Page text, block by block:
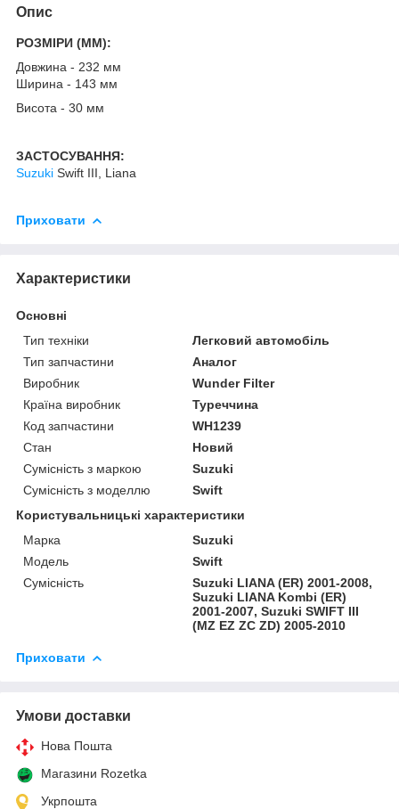
Опис
РОЗМІРИ (MM):
Довжина - 232 мм
Ширина - 143 мм
Висота - 30 мм
ЗАСТОСУВАННЯ:
Suzuki Swift III, Liana
Приховати
Характеристики
Основні
Тип техніки
Легковий автомобіль
Тип запчастини
Аналог
Виробник
Wunder Filter
Країна виробник
Туреччина
Код запчастини
WH1239
Стан
Новий
Сумісність з маркою
Suzuki
Сумісність з моделлю
Swift
Користувальницькі характеристики
Марка
Suzuki
Модель
Swift
Сумісність
Suzuki LIANA (ER) 2001-2008,
Suzuki LIANA Kombi (ER)
2001-2007, Suzuki SWIFT III
(MZ EZ ZC ZD) 2005-2010
Приховати
Умови доставки
Нова Пошта
Магазини Rozetka
Укрпошта